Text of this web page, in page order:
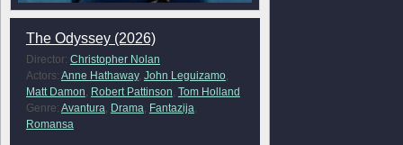
The Odyssey (2026)
Director: Christopher Nolan
Actors: Anne Hathaway, John Leguizamo,
Matt Damon, Robert Pattinson, Tom Holland
Genre: Avantura, Drama, Fantazija,
Romansa